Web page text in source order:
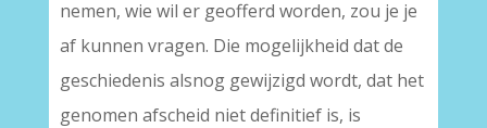
nemen, wie wil er geofferd worden, zou je je
af kunnen vragen. Die mogelijkheid dat de
geschiedenis alsnog gewijzigd wordt, dat het
genomen afscheid niet definitief is, is